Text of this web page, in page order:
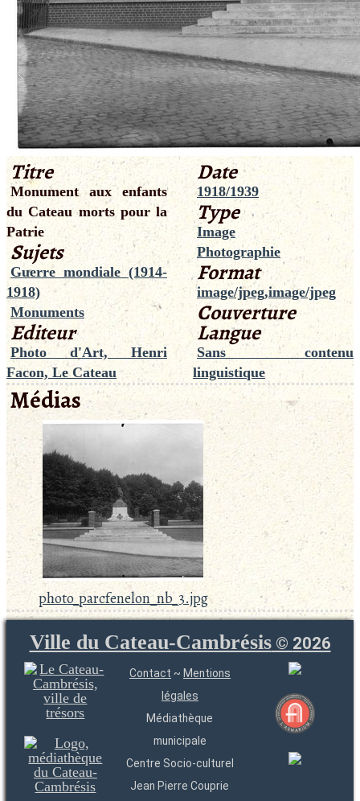
Titre
Monument aux enfants
du Cateau morts pour la
Patrie
Sujets
Guerre mondiale (1914-
1918)
Monuments
Editeur
Photo d'Art, Henri
Facon, Le Cateau
Date
1918/1939
Type
Image
Photographie
Format
image/jpeg,image/jpeg
Couverture
Langue
Sans contenu
linguistique
Médias
photo_parcfenelon_nb_3.jpg
Ville du Cateau-Cambrésis© 2026
Contact ~ Mentions
légales
Médiathèque
municipale
Centre Socio-culturel
Jean Pierre Couprie